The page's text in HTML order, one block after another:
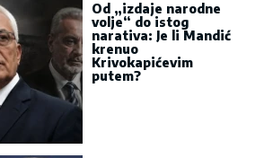
Od „izdaje narodne
volje“ do istog
narativa: Je li Mandić
krenuo
Krivokapićevim
putem?